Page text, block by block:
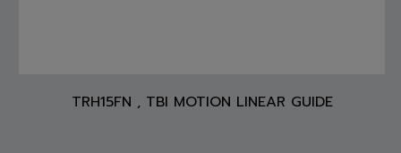
TRH15FN , TBI MOTION LINEAR GUIDE